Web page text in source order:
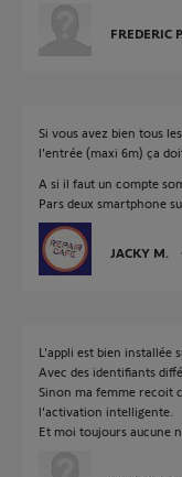
FREDERIC P.
Si vous avez bien tous
l'entrée (maxi 6m) ça
A si il faut un compte
Pars deux smartphone
JACKY M.
L'appli est bien installée
Avec des identifiants
Sinon ma femme recoit
l'activation intelligente.
Et moi toujours aucune